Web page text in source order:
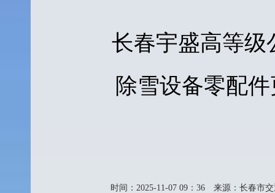
长春宇盛高等级
除雪设备零配
时间：2025-11-07 09：36 来源：长春市